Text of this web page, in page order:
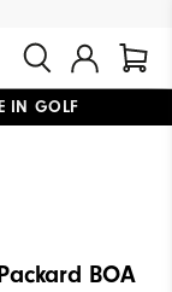
GOLF
BOA